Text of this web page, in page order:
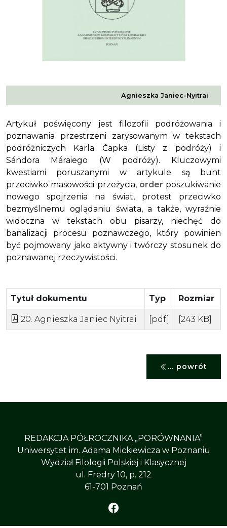
Agnieszka Janiec-Nyitrai
Artykuł poświęcony jest filozofii podróżowania i
poznawania przestrzeni zarysowanym w tekstach
podróżniczych Karla Čapka (Listy z podróży) i
Sándora Máraiego (W podróży). Kluczowymi
kwestiami poruszanymi w artykule są bunt
przeciwko masowości przeżycia, order poszukiwanie
nowego spojrzenia na świat, protest przeciwko
bezmyślnemu oglądaniu świata, a także, wyraźnie
widoczna w tekstach obu pisarzy, niechęć do
banalizacji procesu poznawczego, który powinien
być pojmowany jako aktywny i twórczy stosunek do
poznawanej rzeczywistości.
Tytuł dokumentu Typ Rozmiar
20. Agnieszka Janiec Nyitrai [pdf] [243 KB]
... powrót
REDAKCJA PÓŁROCZNIKA „PORÓWNANIA”
Uniwersytet im. Adama Mickiewicza w Poznaniu
Wydział Filologii Polskiej i Klasycznej
ul. Fredry 10, p. 212
61-701 Poznań